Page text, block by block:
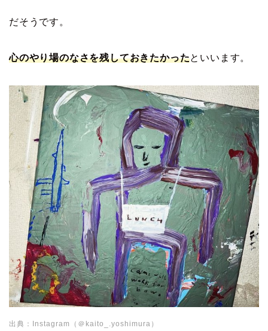
だそうです。
心のやり場のなさを残しておきたかったといいます。
出典：Instagram（＠kaito_.yoshimura）